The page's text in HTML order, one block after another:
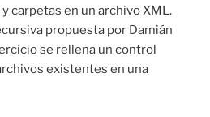
carpetas en un archivo XML.
propuesta por Damián
se rellena un control
existentes en una